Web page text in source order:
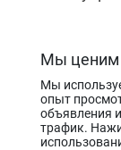
к
успешный
участвовать
Мы ценим
Мы
опыт
объявления
трафик.